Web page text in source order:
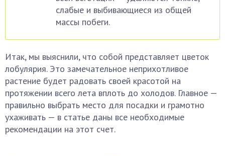
слабые и выбивающиеся из общей
массы побеги.
Итак, мы выяснили, что собой представляет цветок
лобулярия. Это замечательное неприхотливое
растение будет радовать своей красотой на
протяжении всего лета вплоть до холодов. Главное —
правильно выбрать место для посадки и грамотно
ухаживать — в статье даны все необходимые
рекомендации на этот счет.